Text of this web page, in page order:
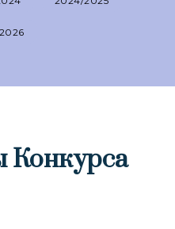
Конкурса